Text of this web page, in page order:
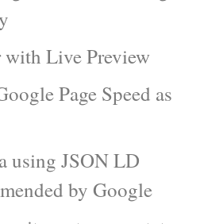
Live Preview
Page Speed as
using JSON LD
by Google